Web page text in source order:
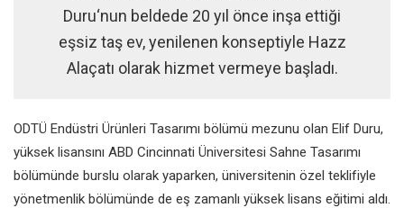
Duru‘nun beldede 20 yıl önce inşa ettiği
eşsiz taş ev, yenilenen konseptiyle Hazz
Alaçatı olarak hizmet vermeye başladı.
ODTÜ Endüstri Ürünleri Tasarımı bölümü mezunu olan Elif Duru,
yüksek lisansını ABD Cincinnati Üniversitesi Sahne Tasarımı
bölümünde burslu olarak yaparken, üniversitenin özel teklifiyle
yönetmenlik bölümünde de eş zamanlı yüksek lisans eğitimi aldı.